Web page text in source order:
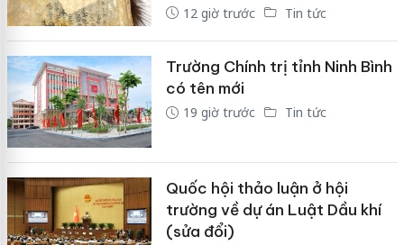
12 giờ trước Tin tức
Trường Chính trị tỉnh Ninh Bình
có tên mới
19 giờ trước Tin tức
Quốc hội thảo luận ở hội
trường về dự án Luật Dầu khí
(sửa đổi)